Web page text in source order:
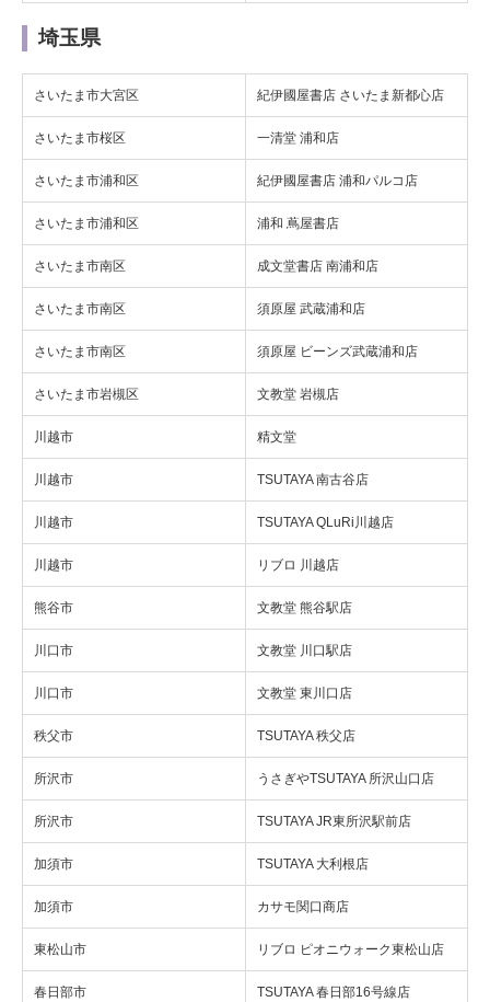
埼玉県
さいたま市大宮区 紀伊國屋書店 さいたま新都心店
さいたま市桜区 一清堂 浦和店
さいたま市浦和区 紀伊國屋書店 浦和パルコ店
さいたま市浦和区 浦和 蔦屋書店
さいたま市南区 成文堂書店 南浦和店
さいたま市南区 須原屋 武蔵浦和店
さいたま市南区 須原屋 ビーンズ武蔵浦和店
さいたま市岩槻区 文教堂 岩槻店
川越市 精文堂
川越市 TSUTAYA 南古谷店
川越市 TSUTAYA QLuRi川越店
川越市 リブロ 川越店
熊谷市 文教堂 熊谷駅店
川口市 文教堂 川口駅店
川口市 文教堂 東川口店
秩父市 TSUTAYA 秩父店
所沢市 うさぎやTSUTAYA 所沢山口店
所沢市 TSUTAYA JR東所沢駅前店
加須市 TSUTAYA 大利根店
加須市 カサモ関口商店
東松山市 リブロ ピオニウォーク東松山店
春日部市 TSUTAYA 春日部16号線店